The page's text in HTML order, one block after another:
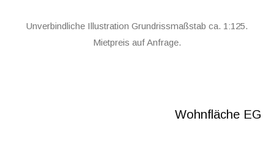
Unverbindliche Illustration Grundrissmaßstab ca. 1:125.
Mietpreis auf Anfrage.
Wohnfläche EG